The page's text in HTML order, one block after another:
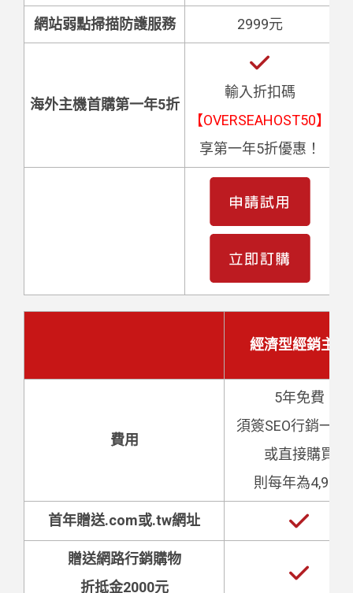
網站弱點掃描防護服務 2999元
海外主機首購第一年5折
輸入折扣碼
【OVERSEAHOST50】
享第一年5折優惠！
經濟型經銷主機
費用
5年免費
須簽SEO行銷一年
或直接購買
則每年為4,999
首年贈送.com或.tw網址
贈送網路行銷購物
折抵金2000元